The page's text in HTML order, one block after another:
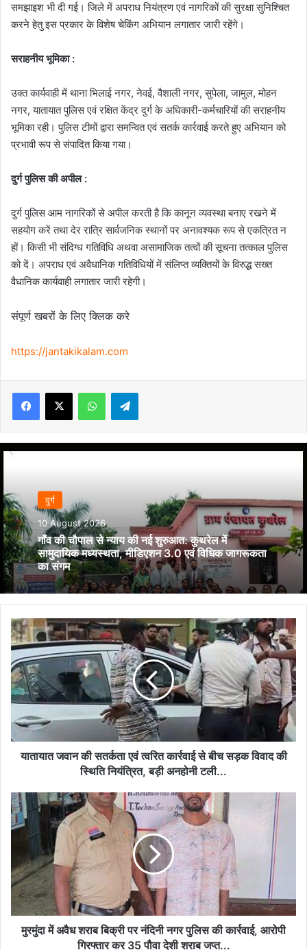
समझाइश भी दी गई। जिले में अपराध नियंत्रण एवं नागरिकों की सुरक्षा सुनिश्चित
करने हेतु इस प्रकार के विशेष चेकिंग अभियान लगातार जारी रहेंगे।
सराहनीय भूमिका :
उक्त कार्यवाही में थाना भिलाई नगर, नेवई, वैशाली नगर, सुपेला, जामुल, मोहन
नगर, यातायात पुलिस एवं रक्षित केंद्र दुर्ग के अधिकारी-कर्मचारियों की सराहनीय
भूमिका रही। पुलिस टीमों द्वारा समन्वित एवं सतर्क कार्रवाई करते हुए अभियान को
प्रभावी रूप से संपादित किया गया।
दुर्ग पुलिस की अपील :
दुर्ग पुलिस आम नागरिकों से अपील करती है कि कानून व्यवस्था बनाए रखने में
सहयोग करें तथा देर रात्रि सार्वजनिक स्थानों पर अनावश्यक रूप से एकत्रित न
हों। किसी भी संदिग्ध गतिविधि अथवा असामाजिक तत्वों की सूचना तत्काल पुलिस
को दें। अपराध एवं अवैधानिक गतिविधियों में संलिप्त व्यक्तियों के विरुद्ध सख्त
वैधानिक कार्यवाही लगातार जारी रहेगी।
संपूर्ण खबरों के लिए क्लिक करे
https://jantakikalam.com
Facebook
X WhatsAppTelegram
दुर्ग
10 August 2026
गाँव की चौपाल से न्याय की नई शुरुआत: कुथरेल में
सामुदायिक मध्यस्थता, मीडिएशन 3.0 एवं विधिक जागरूकता
का संगम
यातायात
जवान
की
सतर्कता
एवं
त्वरित
से
बीच
सड़क
स्थिति
नियंत्रित,
बड़ी
अनहोनी
टली...
यातायात जवान की सतर्कता एवं त्वरित कार्रवाई से बीच सड़क विवाद की
स्थिति नियंत्रित, बड़ी अनहोनी टली...
मुरमुंदा
में
अवैध
बिक्री
पर
नंदिनी
नगर
पुलिस
मुरमुंदा में अवैध शराब बिक्री पर नंदिनी नगर पुलिस की कार्रवाई, आरोपी
गिरफ्तार कर 35 पौवा देशी शराब जप्त...